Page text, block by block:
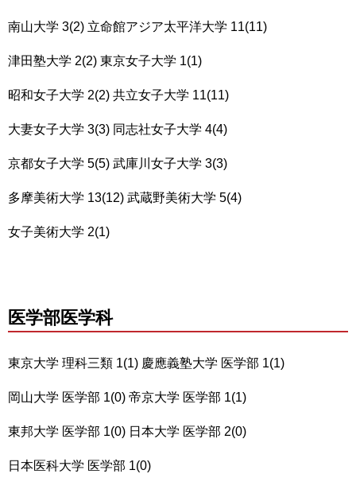
南山大学 3(2) 立命館アジア太平洋大学 11(11)
津田塾大学 2(2) 東京女子大学 1(1)
昭和女子大学 2(2) 共立女子大学 11(11)
大妻女子大学 3(3) 同志社女子大学 4(4)
京都女子大学 5(5) 武庫川女子大学 3(3)
多摩美術大学 13(12) 武蔵野美術大学 5(4)
女子美術大学 2(1)
医学部医学科
東京大学 理科三類 1(1) 慶應義塾大学 医学部 1(1)
岡山大学 医学部 1(0) 帝京大学 医学部 1(1)
東邦大学 医学部 1(0) 日本大学 医学部 2(0)
日本医科大学 医学部 1(0)